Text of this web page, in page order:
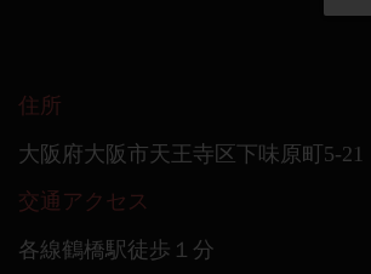
住所
大阪府大阪市天王寺区下味原町5-21
交通アクセス
各線鶴橋駅徒歩１分